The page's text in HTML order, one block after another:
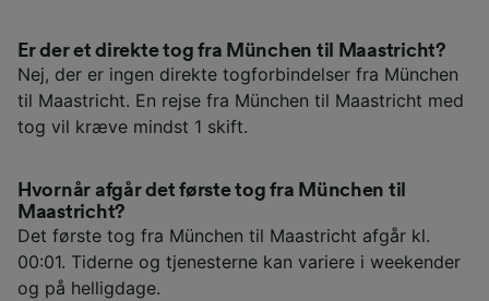
Er der et direkte tog fra München til Maastricht?
Nej, der er ingen direkte togforbindelser fra München
til Maastricht. En rejse fra München til Maastricht med
tog vil kræve mindst 1 skift.
Hvornår afgår det første tog fra München til
Maastricht?
Det første tog fra München til Maastricht afgår kl.
00:01. Tiderne og tjenesterne kan variere i weekender
og på helligdage.